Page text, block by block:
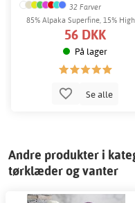
32 Farver
85% Alpaka Superfine, 15%
wool
56 DKK
På lager
Se alle
Andre produkter i
tørklæder og vanter